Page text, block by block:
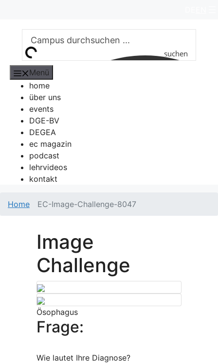
springen
suchen
Menü
home
über uns
events
DGE-BV
DEGEA
ec magazin
podcast
lehrvideos
kontakt
Home EC-Image-Challenge-8047
Image
Challenge
Ösophagus
Frage:
Wie lautet Ihre Diagnose?